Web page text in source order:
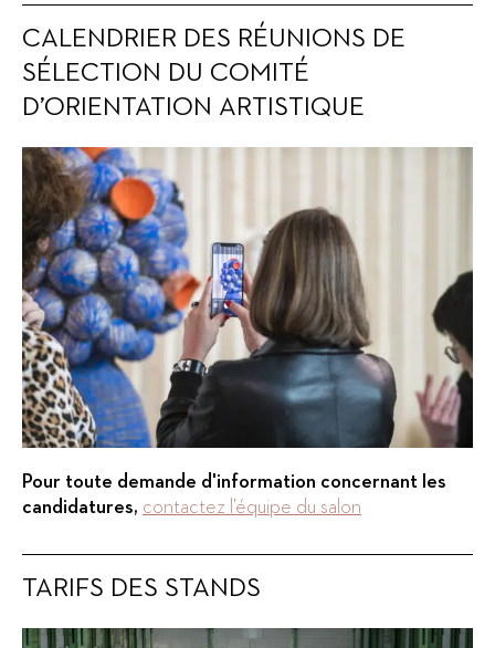
CALENDRIER DES RÉUNIONS DE
SÉLECTION DU COMITÉ
D’ORIENTATION ARTISTIQUE
Pour toute demande d'information concernant les
candidatures, contactez l’équipe du salon
TARIFS DES STANDS